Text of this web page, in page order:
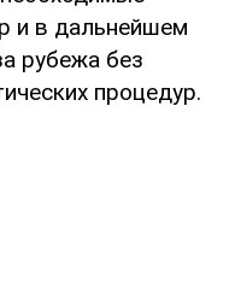
и в дальнейшем
рубежа без
процедур.